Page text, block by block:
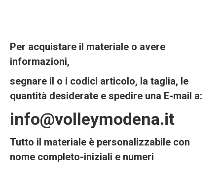
Per acquistare il materiale o avere
informazioni,
segnare il o i codici articolo, la taglia, le
quantità desiderate e spedire una E-mail a:
info@volleymodena.it
Tutto il materiale è personalizzabile con
nome completo-iniziali e numeri